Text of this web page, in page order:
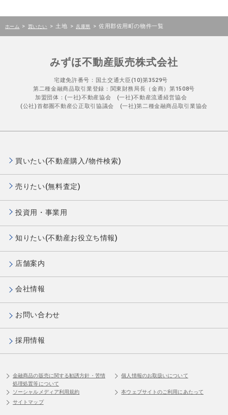
ホーム > 買いたい > 土地 > 兵庫県 > 佐用郡佐用町の物件一覧
みずほ不動産販売株式会社
宅建免許番号：国土交通大臣(10)第3529号
第二種金融商品取引業登録：関東財務局長（金商）第1508号
加盟団体：(一社)不動産協会 (一社)不動産流通経営協会
(公社)首都圏不動産公正取引協議会 (一社)第二種金融商品取引業協会
買いたい(不動産購入/物件検索)
売りたい(無料査定)
投資用・事業用
知りたい(不動産お役立ち情報)
店舗案内
会社情報
お問い合わせ
採用情報
金融商品の販売に関する勧誘方針・苦情
処理処置等について
個人情報のお取扱いについて
ソーシャルメディア利用規約
本ウェブサイトのご利用にあたって
サイトマップ